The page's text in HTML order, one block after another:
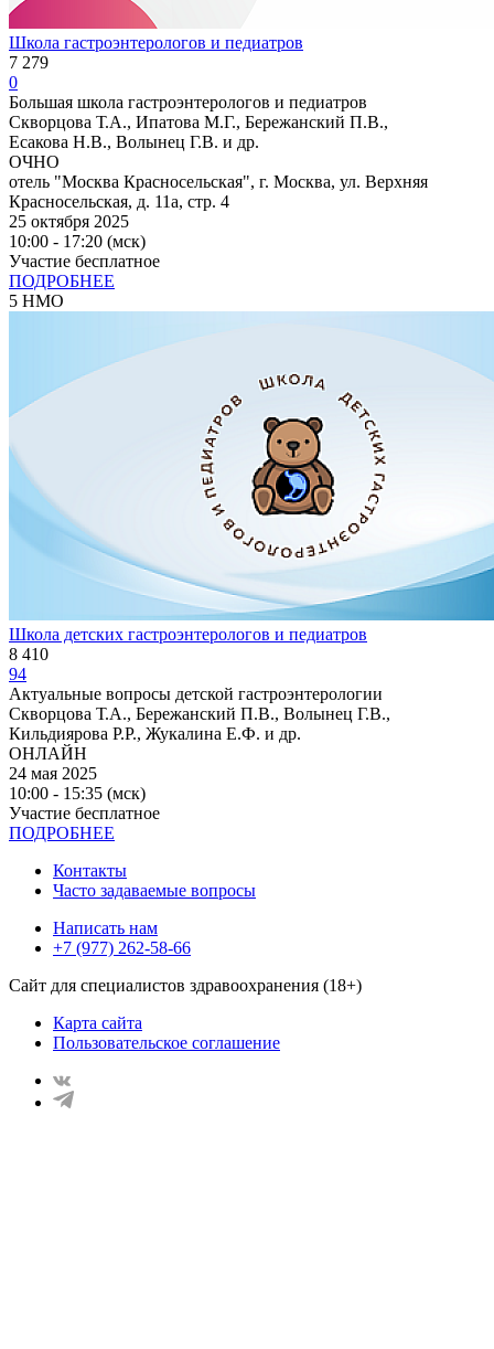
Школа гастроэнтерологов и педиатров
7 279
0
Большая школа гастроэнтерологов и педиатров
Скворцова Т.А., Ипатова М.Г., Бережанский П.В.,
Есакова Н.В., Волынец Г.В. и др.
ОЧНО
отель "Москва Красносельская", г. Москва, ул. Верхняя
Красносельская, д. 11а, стр. 4
25 октября 2025
10:00 - 17:20 (мск)
Участие бесплатное
ПОДРОБНЕЕ
5 НМО
Школа детских гастроэнтерологов и педиатров
8 410
94
Актуальные вопросы детской гастроэнтерологии
Скворцова Т.А., Бережанский П.В., Волынец Г.В.,
Кильдиярова Р.Р., Жукалина Е.Ф. и др.
ОНЛАЙН
24 мая 2025
10:00 - 15:35 (мск)
Участие бесплатное
ПОДРОБНЕЕ
Контакты
Часто задаваемые вопросы
Написать нам
+7 (977) 262-58-66
Сайт для специалистов здравоохранения (18+)
Карта сайта
Пользовательское соглашение